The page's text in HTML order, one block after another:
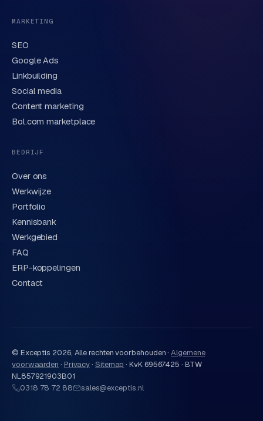
Verstuur aanvraag
We behandelen je gegevens zorgvuldig conform onze
privacyverklaring. Of bel direct
MARKETING
SEO
Google Ads
Linkbuilding
Social media
Content marketing
Bol.com marketplace
BEDRIJF
Over ons
Werkwijze
Portfolio
Kennisbank
Werkgebied
FAQ
ERP-koppelingen
Contact
© Exceptis 2026, Alle rechten voorbehouden · Algemene
voorwaarden · Privacy· Sitemap ·KvK 69567425 · BTW
NL857921903B01
0318 78 72 88
sales@exceptis.nl